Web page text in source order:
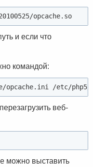
opcache.so
и если что
командой:
/etc/php5/
веб-
можно выставить